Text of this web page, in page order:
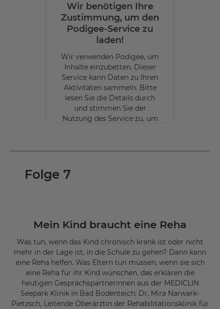
Wir benötigen Ihre
Zustimmung, um den
Podigee-Service zu
laden!
Wir verwenden Podigee, um
Inhalte einzubetten. Dieser
Service kann Daten zu Ihren
Aktivitäten sammeln. Bitte
lesen Sie die Details durch
und stimmen Sie der
Nutzung des Service zu, um
Folge 7
Mein Kind braucht eine Reha
Was tun, wenn das Kind chronisch krank ist oder nicht
mehr in der Lage ist, in die Schule zu gehen? Dann kann
eine Reha helfen. Was Eltern tun müssen, wenn sie sich
eine Reha für ihr Kind wünschen, das erklären die
heutigen Gesprächspartnerinnen aus der MEDICLIN
Seepark Klinik in Bad Bodenteich: Dr. Mira Narwark-
Pietzsch, Leitende Oberärztin der Rehabilitationsklinik für